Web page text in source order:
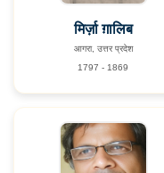
मिर्ज़ा ग़ालिब
आगरा, उत्तर प्रदेश
1797 - 1869